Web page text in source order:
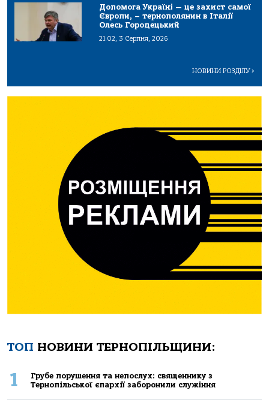
Допомога Україні — це захист самої
Європи, – тернополянин в Італії
Олесь Городецький
21:02, 3 Серпня, 2026
НОВИНИ РОЗДІЛУ>
ТОП НОВИНИ ТЕРНОПІЛЬЩИНИ:
1
Грубе порушення та непослух: священнику з
Тернопільської єпархії заборонили служіння